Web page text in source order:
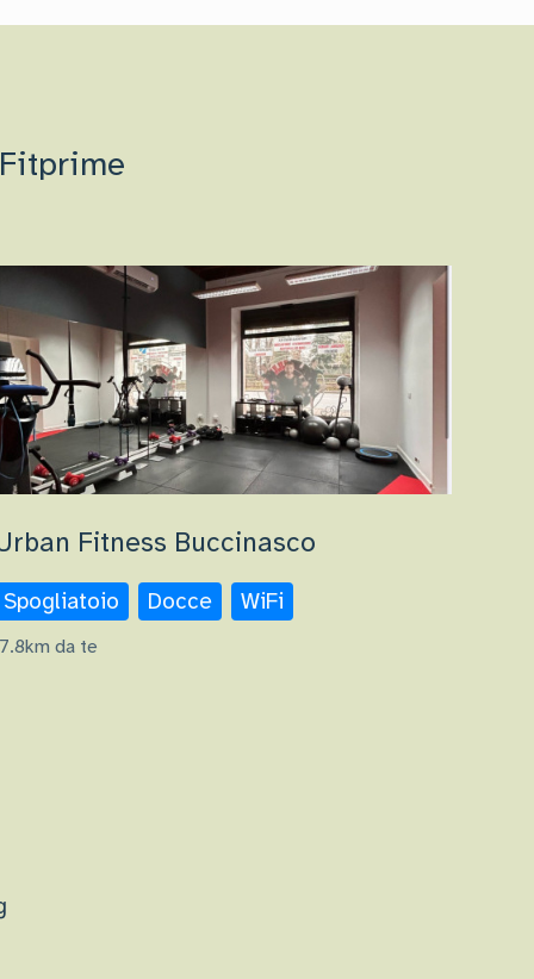
Fitness Buccinasco
Spogliatoio Docce WiFi
7.8km da te